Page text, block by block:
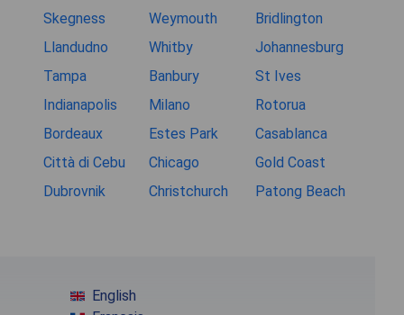
Skegness Weymouth
Bridlington
Llandudno
Whitby
Johannesburg
Tampa
Banbury
St Ives
Indianapolis
Milano
Rotorua
Bordeaux
Estes Park
Casablanca
Città di Cebu
Chicago
Gold Coast
Dubrovnik
Christchurch Patong Beach
English